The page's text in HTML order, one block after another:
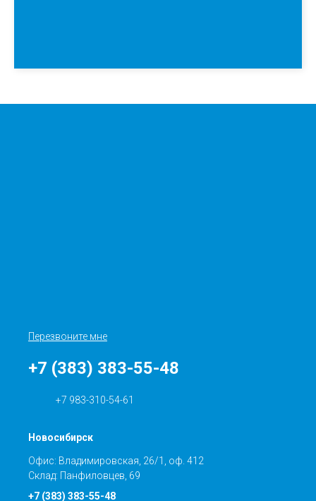
Перезвоните мне
+7 (383) 383-55-48
+7 983-310-54-61
Новосибирск
Офис: Владимировская, 26/1, оф. 412
Склад: Панфиловцев, 69
+7 (383) 383-55-48